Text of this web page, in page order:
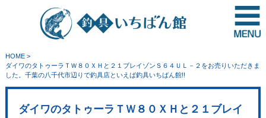
HOME>
ダイワのタトゥーラＴＷ８０ＸＨと２１ブレイゾンＳ６４ＵＬ－２をお売りいただきま
した。千葉の八千代市辺りで釣具店といえば釣具いちばん館!!
ダイワのタトゥーラＴＷ８０ＸＨと２１ブレイ